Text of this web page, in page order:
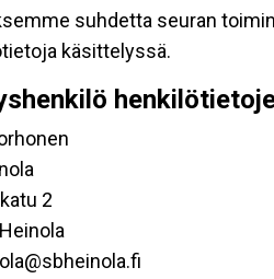
suhdetta seuran
käsittelyssä.
2